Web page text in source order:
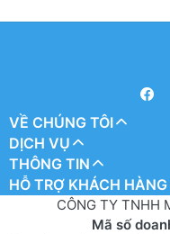
VỀ CHÚNG TÔI
DỊCH VỤ
THÔNG TIN
HỖ TRỢ KHÁCH HÀNG
CÔNG TY TNHH
Mã số